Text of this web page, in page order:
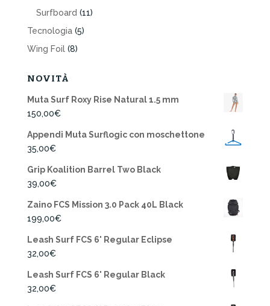
Surfboard (11)
Tecnologia (5)
Wing Foil (8)
NOVITÀ
Muta Surf Roxy Rise Natural 1.5 mm
150,00€
Appendi Muta Surflogic con moschettone
35,00€
Grip Koalition Barrel Two Black
39,00€
Zaino FCS Mission 3.0 Pack 40L Black
199,00€
Leash Surf FCS 6' Regular Eclipse
32,00€
Leash Surf FCS 6' Regular Black
32,00€